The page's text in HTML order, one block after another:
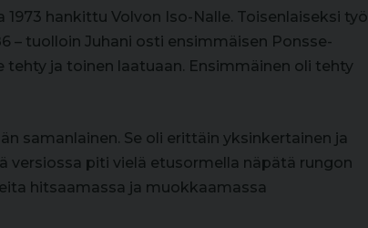
hankittu Volvon Iso-Nalle. Toisenlaiseksi työ
– tuolloin Juhani osti ensimmäisen Ponsse-
tehty ja toinen laatuaan. Ensimmäinen oli tehty
samanlainen. Se oli erittäin yksinkertainen ja
versiossa piti vielä etusormella näpätä rungon
hitsaamassa ja muokkaamassa